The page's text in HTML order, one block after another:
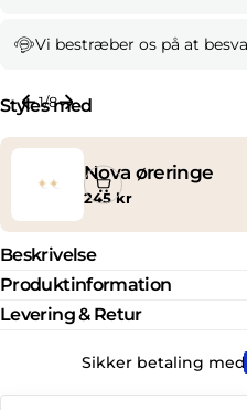
Vi bestræber os på at
Styles med
Nova øreringe
Normal
245 kr
1/8
Beskrivelse
Produktinformation
Levering & Retur
Sikker betaling